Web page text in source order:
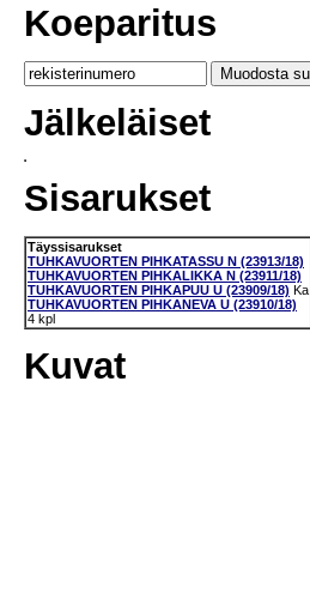
Koeparitus
Jälkeläiset
Sisarukset
Täyssisarukset
TUHKAVUORTEN PIHKATASSU N (23913/18)
TUHKAVUORTEN PIHKALIKKA N (23911/18)
TUHKAVUORTEN PIHKAPUU U (23909/18) Ka
TUHKAVUORTEN PIHKANEVA U (23910/18)
4 kpl
Kuvat